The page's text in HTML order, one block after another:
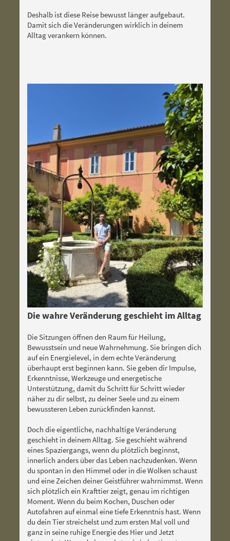
Deshalb ist diese Reise bewusst länger aufgebaut.
Damit sich die Veränderungen wirklich in deinem
Alltag verankern können.
Die wahre Veränderung geschieht im Alltag
Die Sitzungen öffnen den Raum für Heilung,
Bewusstsein und neue Wahrnehmung. Sie bringen dich
auf ein Energielevel, in dem echte Veränderung
überhaupt erst beginnen kann. Sie geben dir Impulse,
Erkenntnisse, Werkzeuge und energetische
Unterstützung, damit du Schritt für Schritt wieder
näher zu dir selbst, zu deiner Seele und zu einem
bewussteren Leben zurückfinden kannst.
Doch die eigentliche, nachhaltige Veränderung
geschieht in deinem Alltag. Sie geschieht während
eines Spaziergangs, wenn du plötzlich beginnst,
innerlich anders über das Leben nachzudenken. Wenn
du spontan in den Himmel oder in die Wolken schaust
und eine Zeichen deiner Geistführer wahrnimmst. Wenn
sich plötzlich ein Krafttier zeigt, genau im richtigen
Moment. Wenn du beim Kochen, Duschen oder
Autofahren auf einmal eine tiefe Erkenntnis hast. Wenn
du dein Tier streichelst und zum ersten Mal voll und
ganz in seine ruhige Energie des Hier und Jetzt